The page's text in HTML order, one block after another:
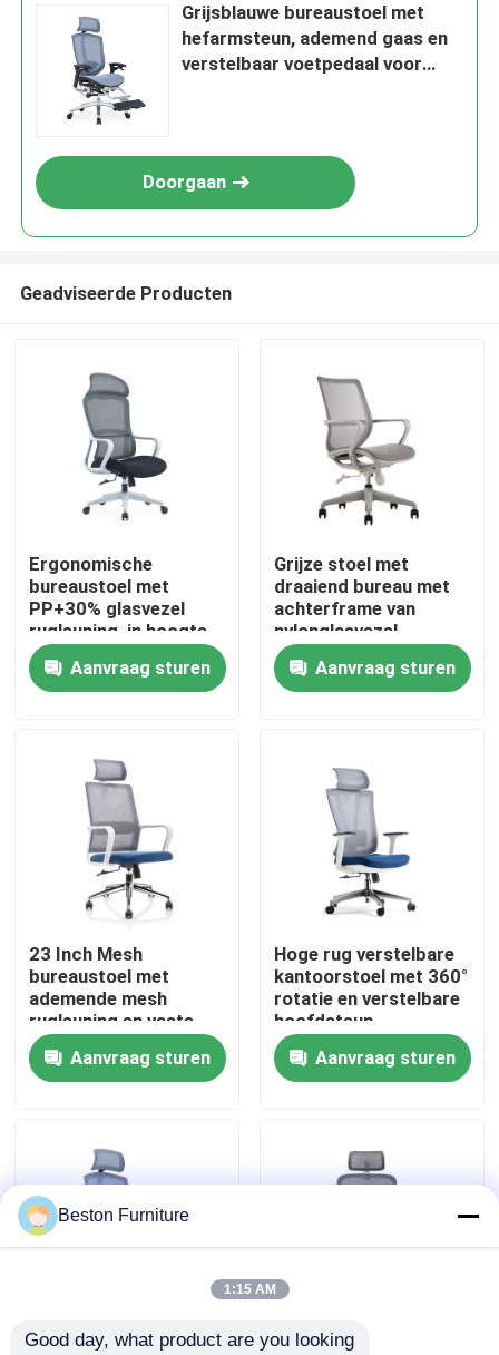
Producten
Over ons
Fabriekstocht
Kwaliteitscontrole
Neem contact met ons op
Gevallen
Bureau Werkstation Bureaus
Grijsblauwe bureaustoel met
hefarmsteun, ademend gaas en
verstelbaar voetpedaal voor
Doorgaan
Geadviseerde Producten
Ergonomische
bureaustoel met
PP+30% glasvezel
rugleuning, in hoogte
verstelbaar en met
nylon wielen
Aanvraag sturen
Grijze stoel met
draaiend bureau met
achterframe van
nylonglasvezel,
schuimkussing en
zwarte PU-wielen
Aanvraag sturen
23 Inch Mesh
bureaustoel met
ademende mesh
rugleuning en vaste
armleuningen
Draaibare bureaustoel
Aanvraag sturen
Hoge rug verstelbare
kantoorstoel met 360°
rotatie en verstelbare
hoofdsteun
Aanvraag sturen
Grijsblauwe Grijze Witte Mesh
Beston Furniture
1:15 AM
Good day, what product are you looking